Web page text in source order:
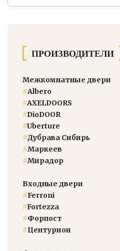
ПРОИЗВОДИТЕЛИ
Межкомнатные двери
#Albero
#AXELDOORS
#DioDOOR
#Uberture
#Дубрава Сибирь
#Маркеев
#Мирадор
Входные двери
#Ferroni
#Fortezza
#Форпост
#Центурион